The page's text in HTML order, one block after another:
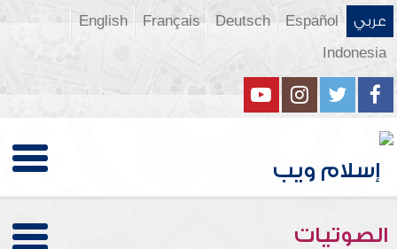
عربي Español
Deutsch
Français
English
Indonesia
الصوتيات